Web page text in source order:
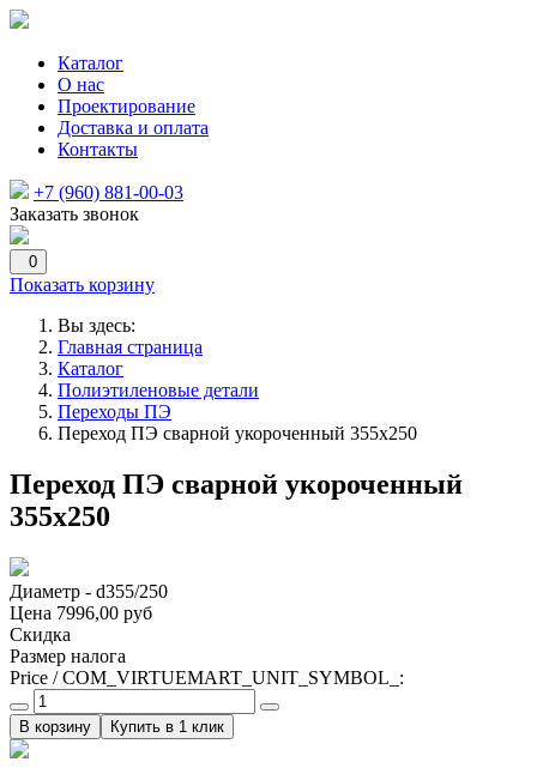
Каталог
О нас
Проектирование
Доставка и оплата
Контакты
+7 (960) 881-00-03
Заказать звонок
0
Показать корзину
Вы здесь:
Главная страница
Каталог
Полиэтиленовые детали
Переходы ПЭ
Переход ПЭ сварной укороченный 355х250
Переход ПЭ сварной укороченный
355х250
Диаметр - d355/250
Цена 7996,00 руб
Скидка
Размер налога
Price / COM_VIRTUEMART_UNIT_SYMBOL_:
Купить в 1 клик